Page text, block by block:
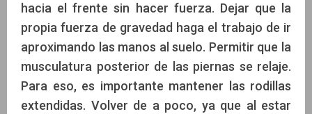
hacia el frente sin hacer fuerza. Dejar que la
propia fuerza de gravedad haga el trabajo de ir
aproximando las manos al suelo. Permitir que la
musculatura posterior de las piernas se relaje.
Para eso, es importante mantener las rodillas
extendidas. Volver de a poco, ya que al estar